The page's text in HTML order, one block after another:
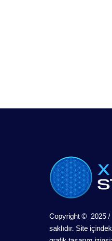
Copyright © 2025 /
saklıdır. Site